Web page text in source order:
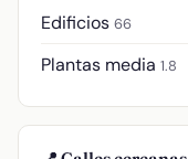
Edificios 66
Plantas media 1.8